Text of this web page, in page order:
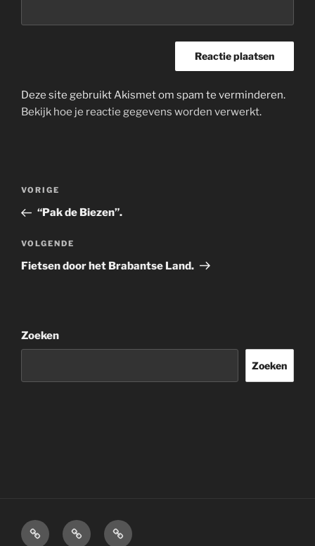
Deze site gebruikt Akismet om spam te verminderen.
Bekijk hoe je reactie gegevens worden verwerkt.
Bericht
Vorig
bericht
VORIGE
“Pak de Biezen”.
Volgend
bericht
VOLGENDE
Fietsen door het Brabantse Land.
Zoeken
Zoeken
Home
Over
Disclaimer.